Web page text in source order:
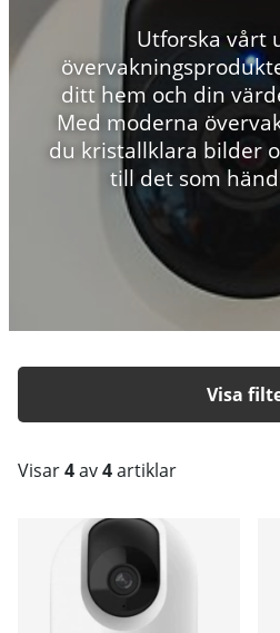
Utforska vårt
ditt hem och din
Med moderna
du kristallklara bilder
till det som
Filtrera
Visar4av4artiklar
Produkter